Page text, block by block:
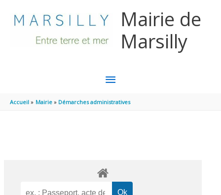
Mairie de
Marsilly
MENU
PRINCIPAL
Accueil Mairie Démarches administratives